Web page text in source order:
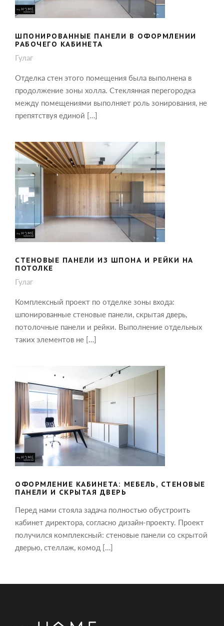
ШПОНИРОВАННЫЕ ПАНЕЛИ В ОФОРМЛЕНИИ
РАБОЧЕГО КАБИНЕТА
Гулаг
Отделка стен этого помещения была выполнена в
продолжение зоны холла. Стеклянная перегородка
между помещениями выполняет роль зонирования, не
препятствуя единой […]
СТЕНОВЫЕ ПАНЕЛИ ИЗ ШПОНА И
РЕЙКИ НА ПОТОЛКЕ
СТЕНОВЫЕ ПАНЕЛИ ИЗ ШПОНА И РЕЙКИ НА
ПОТОЛКЕ
Гулаг
Комплексный проект по отделке зоны входа:
шпонированные стеновые панели, скрытая дверь,
потолочные панели и рейки. Выполнение отдельных
таких элементов не […]
ОФОРМЛЕНИЕ КАБИНЕТА: МЕБЕЛЬ,
СТЕНОВЫЕ ПАНЕЛИ И СКРЫТАЯ
ОФОРМЛЕНИЕ КАБИНЕТА: МЕБЕЛЬ, СТЕНОВЫЕ
ПАНЕЛИ И СКРЫТАЯ ДВЕРЬ
Перед нами стояла задача полностью обустроить
кабинет директора, согласно дизайн-проекту. Проект
получился комплексный: стеновые панели со скрытой
дверью, стеллаж, комод […]